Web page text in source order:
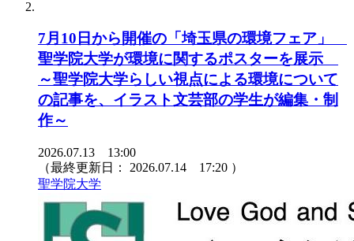
7月10日から開催の「埼玉県の環境フェア」
聖学院大学が環境に関するポスターを展示
～聖学院大学らしい視点による環境について
の記事を、イラスト文芸部の学生が編集・制
作～
2026.07.13 13:00
（最終更新日： 2026.07.14 17:20 ）
聖学院大学